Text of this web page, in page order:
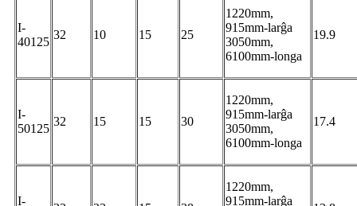
I-
40125
32 10 15 25
1220mm,
915mm-larĝa
3050mm,
6100mm-longa
19.9
I-
50125
32 15 15 30
1220mm,
915mm-larĝa
3050mm,
6100mm-longa
17.4
I-
1220mm,
915mm-larĝa